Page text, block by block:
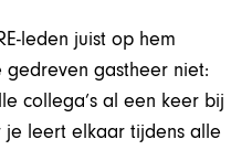
leden juist op hem
gastheer niet:
collega’s al een keer bij
je leert elkaar tijdens alle